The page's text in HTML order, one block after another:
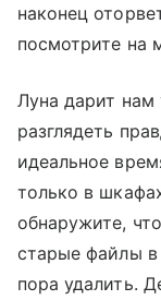
наконец
посмотрите на
Луна дарит
разглядеть
идеальное
только в
обнаружите,
старые файлы в
пора удалить.